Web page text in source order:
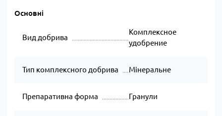
Основні
Вид добрива
Комплексное
удобрение
Тип комплексного добрива Мінеральне
Препаративна форма Гранули